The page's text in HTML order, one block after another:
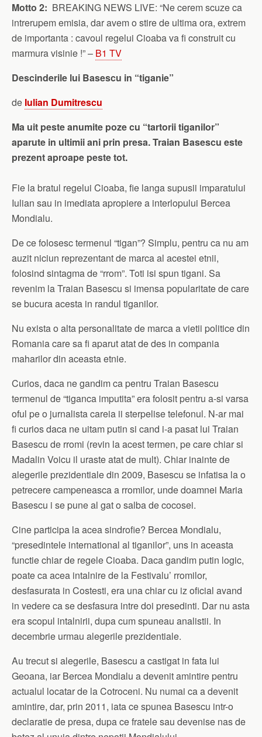
Motto 2: BREAKING NEWS LIVE: “Ne cerem scuze ca
intrerupem emisia, dar avem o stire de ultima ora, extrem
de importanta : cavoul regelui Cioaba va fi construit cu
marmura visinie !” – B1 TV
Descinderile lui Basescu in “tiganie”
de Iulian Dumitrescu
Ma uit peste anumite poze cu “tartorii tiganilor”
aparute in ultimii ani prin presa. Traian Basescu este
prezent aproape peste tot.
Fie la bratul regelui Cioaba, fie langa supusii imparatului
Iulian sau in imediata apropiere a interlopului Bercea
Mondialu.
De ce folosesc termenul “tigan”? Simplu, pentru ca nu am
auzit niciun reprezentant de marca al acestei etnii,
folosind sintagma de “rrom”. Toti isi spun tigani. Sa
revenim la Traian Basescu si imensa popularitate de care
se bucura acesta in randul tiganilor.
Nu exista o alta personalitate de marca a vietii politice din
Romania care sa fi aparut atat de des in compania
maharilor din aceasta etnie.
Curios, daca ne gandim ca pentru Traian Basescu
termenul de “tiganca imputita” era folosit pentru a-si varsa
oful pe o jurnalista careia ii sterpelise telefonul. N-ar mai
fi curios daca ne uitam putin si cand i-a pasat lui Traian
Basescu de rromi (revin la acest termen, pe care chiar si
Madalin Voicu il uraste atat de mult). Chiar inainte de
alegerile prezidentiale din 2009, Basescu se infatisa la o
petrecere campeneasca a rromilor, unde doamnei Maria
Basescu i se pune al gat o salba de cocosei.
Cine participa la acea sindrofie? Bercea Mondialu,
“presedintele international al tiganilor”, uns in aceasta
functie chiar de regele Cioaba. Daca gandim putin logic,
poate ca acea intalnire de la Festivalu’ rromilor,
desfasurata in Costesti, era una chiar cu iz oficial avand
in vedere ca se desfasura intre doi presedinti. Dar nu asta
era scopul intalnirii, dupa cum spuneau analistii. In
decembrie urmau alegerile prezidentiale.
Au trecut si alegerile, Basescu a castigat in fata lui
Geoana, iar Bercea Mondialu a devenit amintire pentru
actualul locatar de la Cotroceni. Nu numai ca a devenit
amintire, dar, prin 2011, iata ce spunea Basescu intr-o
declaratie de presa, dupa ce fratele sau devenise nas de